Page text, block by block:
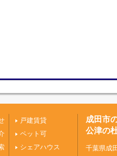
戸建賃貸
ペット可
シェアハウス
成田市
公津の
千葉県成